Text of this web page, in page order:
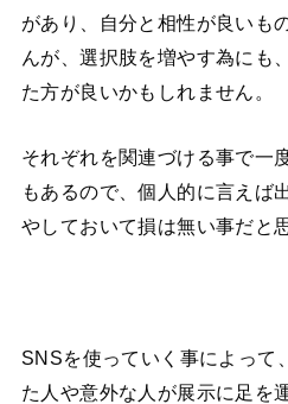
があり、自分と相性が良いも
んが、選択肢を増やす為にも
た方が良いかもしれません。
それぞれを関連づける事で一
もあるので、個人的に言えば
やしておいて損は無い事だと
SNSを使っていく事によって
た人や意外な人が展示に足を